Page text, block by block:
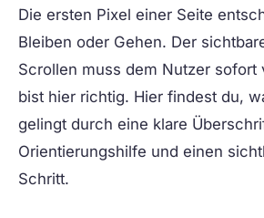
Die ersten Pixel einer Seite
Bleiben oder Gehen. Der
Scrollen muss dem Nutzer sofort
bist hier richtig. Hier findest du,
gelingt durch eine klare
Orientierungshilfe und einen
Schritt.